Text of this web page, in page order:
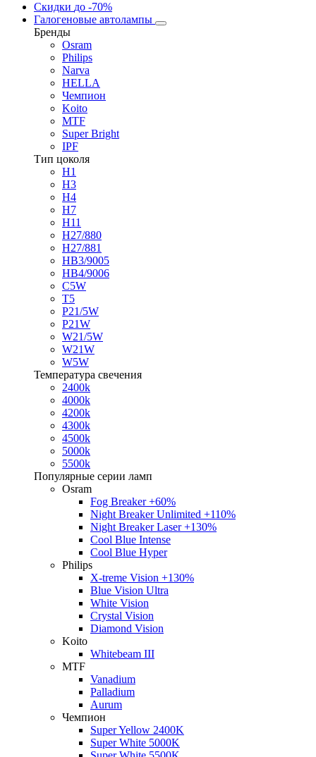
Скидки до -70%
Галогеновые автолампы
Бренды
Osram
Philips
Narva
HELLA
Чемпион
Koito
MTF
Super Bright
IPF
Тип цоколя
H1
H3
H4
H7
H11
H27/880
H27/881
HB3/9005
HB4/9006
C5W
T5
P21/5W
P21W
W21/5W
W21W
W5W
Температура свечения
2400k
4000k
4200k
4300k
4500k
5000k
5500k
Популярные серии ламп
Osram
Fog Breaker +60%
Night Breaker Unlimited +110%
Night Breaker Laser +130%
Cool Blue Intense
Cool Blue Hyper
Philips
X-treme Vision +130%
Blue Vision Ultra
White Vision
Crystal Vision
Diamond Vision
Koito
Whitebeam III
MTF
Vanadium
Palladium
Aurum
Чемпион
Super Yellow 2400K
Super White 5000K